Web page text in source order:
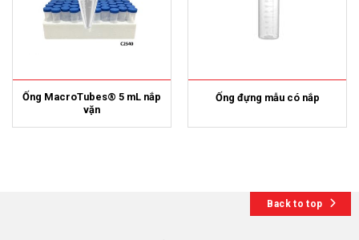
Ống MacroTubes® 5 mL nắp
vặn
Ống đựng mẫu có nắp
Back to top